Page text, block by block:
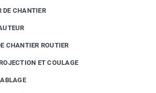
DE CHANTIER
CHANTIER ROUTIER
ET COULAGE